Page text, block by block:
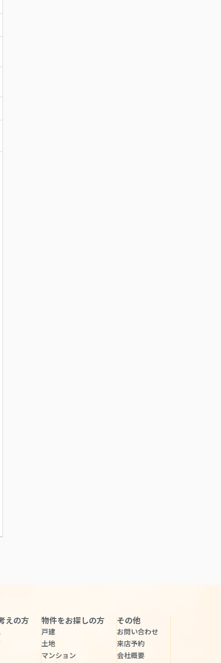
えの方 物件をお探しの方
戸建
土地
マンション
その他
お問い合わせ
来店予約
会社概要